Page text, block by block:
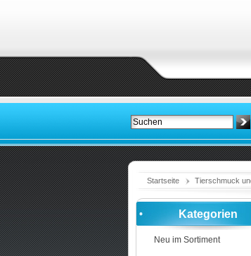
Startseite Tierschmuck
Kategorien
Neu im Sortiment